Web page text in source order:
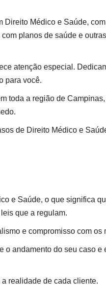
Direito Médico e Saúde,
planos de saúde e
atenção especial.
para você.
toda a região de
de Direito Médico e
e Saúde, o que significa
que a regulam.
e compromisso com os
o andamento do seu caso e
realidade de cada cliente.